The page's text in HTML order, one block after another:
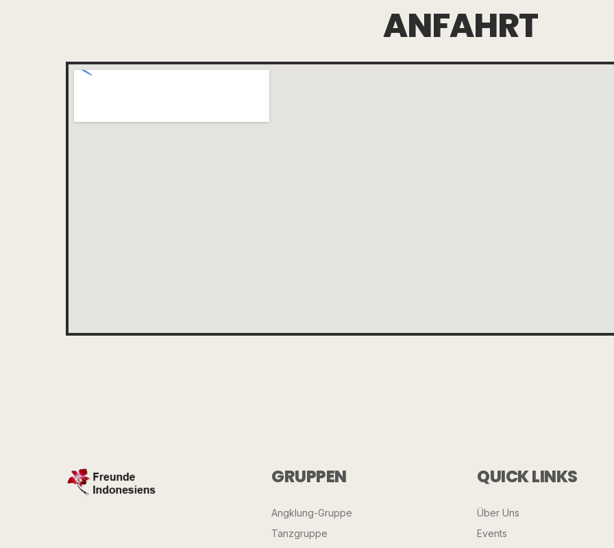
ANFAHRT
GRUPPEN
Angklung-Gruppe
Tanzgruppe
QUICK LINKS
Über Uns
Events